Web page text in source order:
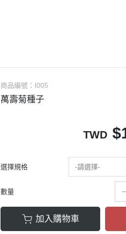
商品編號： I005
萬壽菊種子
TWD $
選擇規格 -請選擇-
數量
加入購物車